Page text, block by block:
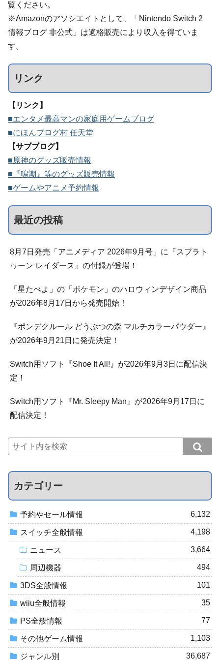
覧ください。
※Amazonのアソシエイトとして、「Nintendo Switch 2
情報ブログ 非公式」は適格販売により収入を得ていま
す。
リンク
【リンク】
■エンタメ最高マンの家庭用ゲームブログ
■にほんブログ村 任天堂
【サブブログ】
■原神のグッズ販売情報
■『鳴潮』等のグッズ販売情報
■ゲームやアニメ予約情報
最近の投稿
8月7日発売「アニメディア 2026年9月号」に『スプラト
ゥーン レイダース』の付録が登場！
「星たべよ」の「ポケモン」のハロウィンデザイン商品
が2026年8月17日から発売開始！
『ポンデクルール どうぶつの森 マルチカラーパウダー』
が2026年9月21日に発売決定！
Switch用ソフト『Shoe It All!』が2026年9月3日に配信決
定！
Switch用ソフト『Mr. Sleepy Man』が2026年9月17日に
配信決定！
カテゴリー
予約やセール情報 6,132
スイッチ全般情報 4,198
ニュース 3,664
周辺機器 494
3DS全般情報 101
wiiu全般情報 35
PS全般情報 77
その他ゲーム情報 1,103
ジャンル別 36,687